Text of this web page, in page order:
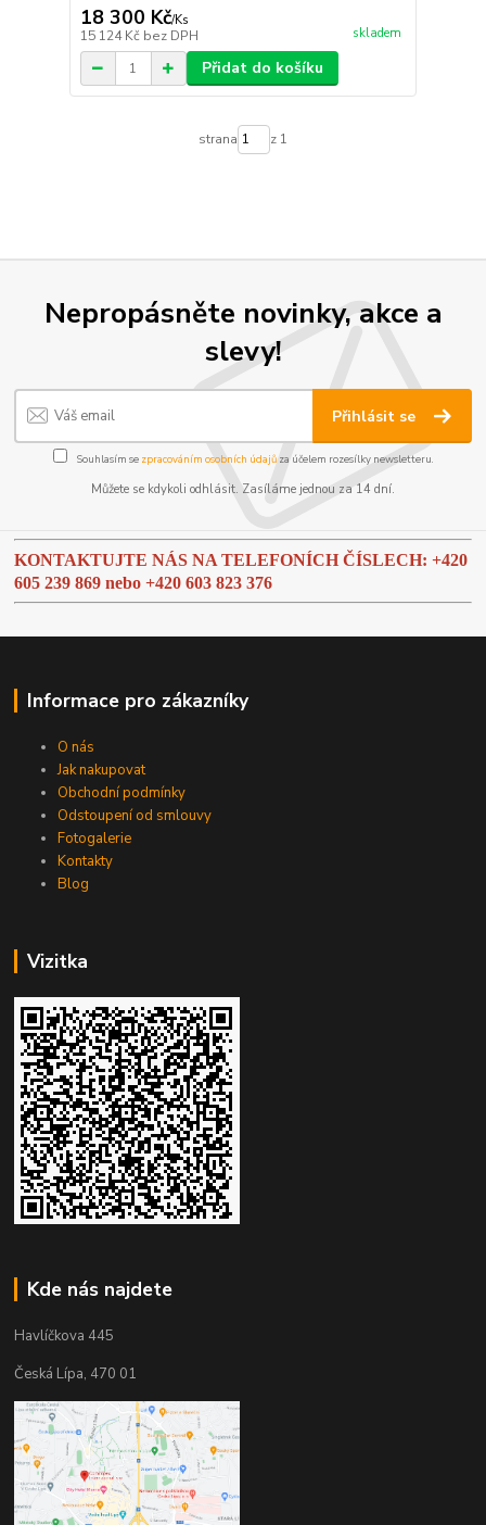
18 300 Kč/Ks
15 124 Kč bez DPH skladem
Přidat do košíku
strana z 1
Nepropásněte novinky, akce a
slevy!
Přihlásit se
Souhlasím se zpracováním osobních údajůza účelem rozesílky newsletteru.
Můžete se kdykoli odhlásit. Zasíláme jednou za 14 dní.
KONTAKTUJTE NÁS NA TELEFONÍCH ČÍSLECH: +420
605 239 869 nebo+420 603 823 376
Informace pro zákazníky
O nás
Jak nakupovat
Obchodní podmínky
Odstoupení od smlouvy
Fotogalerie
Kontakty
Blog
Vizitka
Kde nás najdete
Havlíčkova 445
Česká Lípa, 470 01